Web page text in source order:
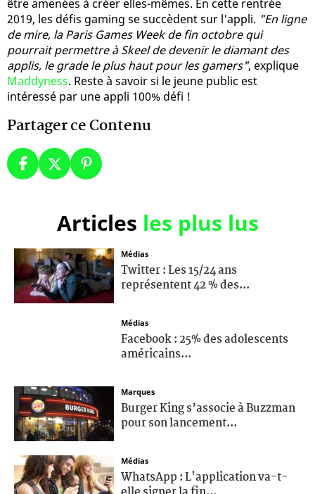
être amenées à créer elles-mêmes. En cette rentrée
2019, les défis gaming se succèdent sur l'appli. "En ligne
de mire, la Paris Games Week de fin octobre qui
pourrait permettre à Skeel de devenir le diamant des
applis, le grade le plus haut pour les gamers", explique
Maddyness. Reste à savoir si le jeune public est
intéressé par une appli 100% défi !
Partager ce Contenu
Articles les plus lus
Médias
Twitter : Les 15/24 ans
représentent 42 % des...
Médias
Facebook : 25% des adolescents
américains...
Marques
Burger King s’associe à Buzzman
pour son lancement...
Médias
WhatsApp : L'application va-t-